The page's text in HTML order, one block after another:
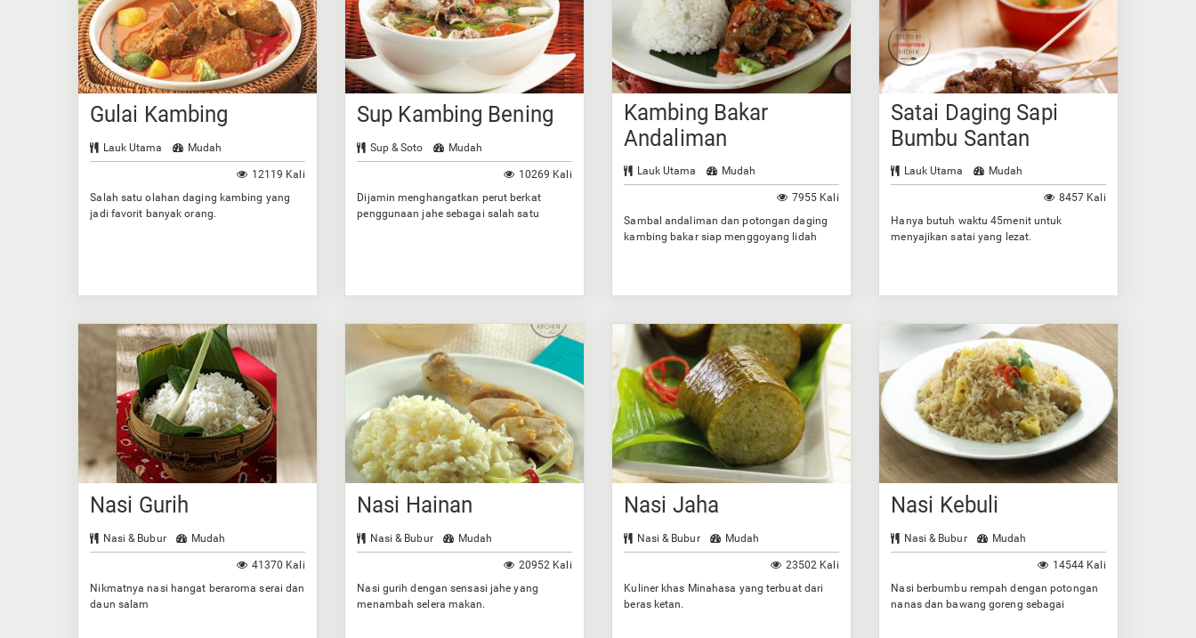
Gulai Kambing
Lauk Utama Mudah
12119 Kali
Salah satu olahan daging kambing yang
jadi favorit banyak orang.
Sup Kambing Bening
Sup & Soto Mudah
10269 Kali
Dijamin menghangatkan perut berkat
penggunaan jahe sebagai salah satu
Kambing Bakar
Andaliman
Lauk Utama Mudah
7955 Kali
Sambal andaliman dan potongan daging
kambing bakar siap menggoyang lidah
Satai Daging Sapi
Bumbu Santan
Lauk Utama Mudah
8457 Kali
Hanya butuh waktu 45menit untuk
menyajikan satai yang lezat.
Nasi Gurih
Nasi & Bubur Mudah
41370 Kali
Nikmatnya nasi hangat beraroma serai dan
daun salam
Nasi Hainan
Nasi & Bubur Mudah
20952 Kali
Nasi gurih dengan sensasi jahe yang
menambah selera makan.
Nasi Jaha
Nasi & Bubur Mudah
23502 Kali
Kuliner khas Minahasa yang terbuat dari
beras ketan.
Nasi Kebuli
Nasi & Bubur Mudah
14544 Kali
Nasi berbumbu rempah dengan potongan
nanas dan bawang goreng sebagai